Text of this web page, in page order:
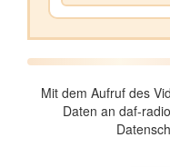
Mit dem Aufruf des
Daten an daf-